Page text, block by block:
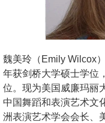
魏美玲（Emily Wilcox
年获剑桥大学硕士学位
位。现为美国威廉玛丽
中国舞蹈和表演艺术文
洲表演艺术学会会长、